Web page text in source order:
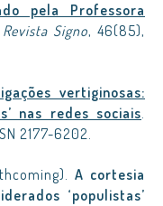
pela Professora
Revista Signo, 46(85),
vertiginosas:
nas redes sociais.
2177-6202.
A cortesia
‘populistas’